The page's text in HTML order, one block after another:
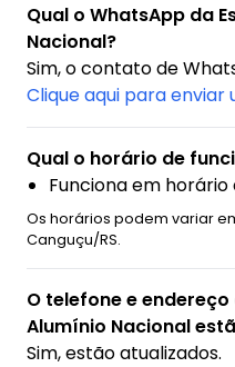
Qual o WhatsApp da
Nacional?
Sim, o contato de
Clique aqui para enviar
Qual o horário de
Funciona em
Os horários podem variar
Canguçu/RS.
O telefone e
Alumínio Nacional
Sim, estão atualizados.